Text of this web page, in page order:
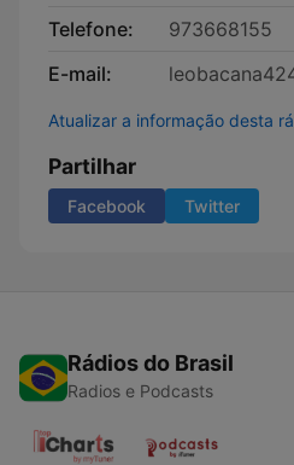
Telefone:
973668155
E-mail:
Atualizar a informação desta
Partilhar
Facebook Twitter
Rádios do Brasil
Radios e Podcasts